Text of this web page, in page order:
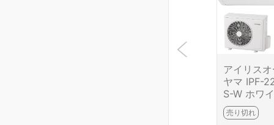
アイリス
ヤマ IPF-
S-W ホワイ
ト 6畳
モデル
売り切れ